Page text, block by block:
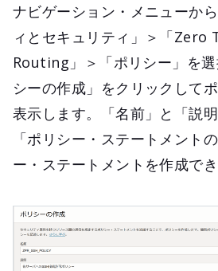
ナビゲーション・メニューか
ィとセキュリティ」＞「
Routing」＞「ポリシー」を
シーの作成」をクリックして
表示します。「名前」と「説
「ポリシー・ステートメント
ー・ステートメントを作成でき